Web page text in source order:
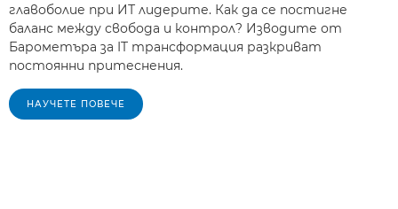
главоболие при ИТ лидерите. Как да се постигне
баланс между свобода и контрол? Изводите от
Барометъра за IT трансформация разкриват
постоянни притеснения.
НАУЧЕТЕ ПОВЕЧЕ